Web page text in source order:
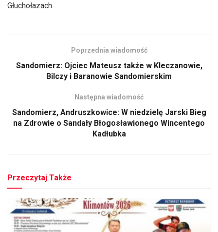
Głuchołazach.
Poprzednia wiadomość
Sandomierz: Ojciec Mateusz także w Kleczanowie,
Bilczy i Baranowie Sandomierskim
Następna wiadomość
Sandomierz, Andruszkowice: W niedzielę Jarski Bieg
na Zdrowie o Sandały Błogosławionego Wincentego
Kadłubka
Przeczytaj Także